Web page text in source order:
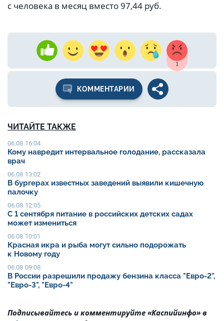
с человека в месяц вместо 97,44 руб.
1
КОММЕНТАРИИ
ЧИТАЙТЕ ТАКЖЕ
06.08 16:04
Кому навредит интервальное голодание, рассказала
врач
06.08 13:02
В бургерах известных заведений выявили кишечную
палочку
06.08 12:05
С 1 сентября питание в российских детских садах
может измениться
06.08 10:01
Красная икра и рыба могут сильно подорожать
к Новому году
06.08 09:08
В России разрешили продажу бензина класса "Евро-2",
"Евро-3", "Евро-4"
Подписывайтесь и комментируйте «Каспийинфо» в